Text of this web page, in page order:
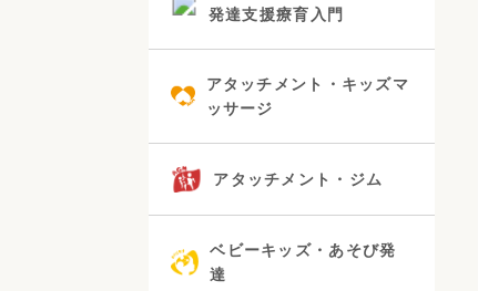
発達支援療育入門
アタッチメント・キッズマ
ッサージ
アタッチメント・ジム
ベビーキッズ・あそび発
達